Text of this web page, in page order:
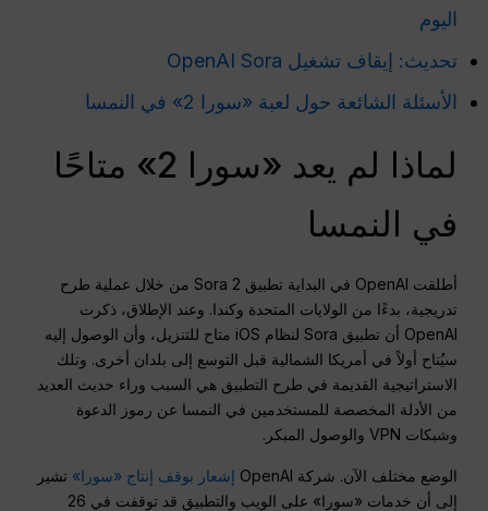
اليوم
تحديث: إيقاف تشغيل OpenAI Sora
الأسئلة الشائعة حول لعبة «سورا 2» في النمسا
لماذا لم يعد «سورا 2» متاحًا
في النمسا
أطلقت OpenAI في البداية تطبيق Sora 2 من خلال عملية طرح
تدريجية، بدءًا من الولايات المتحدة وكندا. وعند الإطلاق، ذكرت
OpenAI أن تطبيق Sora لنظام iOS متاح للتنزيل، وأن الوصول إليه
سيُتاح أولاً في أمريكا الشمالية قبل التوسع إلى بلدان أخرى. وتلك
الاستراتيجية القديمة في طرح التطبيق هي السبب وراء حديث العديد
من الأدلة المخصصة للمستخدمين في النمسا عن رموز الدعوة
وشبكات VPN والوصول المبكر.
الوضع مختلف الآن. شركة OpenAI إشعار بوقف إنتاج «سورا» تشير
إلى أن خدمات «سورا» على الويب والتطبيق قد توقفت في 26